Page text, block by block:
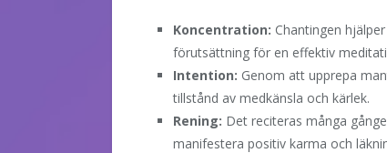
Koncentration: Chantingen
förutsättning för en effektiv
Intention: Genom att upprepa
tillstånd av medkänsla och kärlek.
Rening: Det reciteras många
manifestera positiv karma och